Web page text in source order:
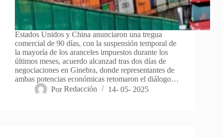
Estados Unidos y China anunciaron una tregua
comercial de 90 días, con la suspensión temporal de
la mayoría de los aranceles impuestos durante los
últimos meses, acuerdo alcanzad tras dos días de
negociaciones en Ginebra, donde representantes de
ambas potencias económicas retomaron el diálogo…
Por Redacción 14- 05- 2025